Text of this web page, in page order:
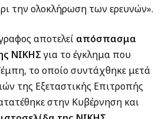
την ολοκλήρωση των ερευνών».
αποτελεί απόσπασμα
ΝΙΚΗΣγια το έγκλημα που
το οποίο συντάχθηκε μετά
της Εξεταστικής Επιτροπής
στην Κυβέρνηση και